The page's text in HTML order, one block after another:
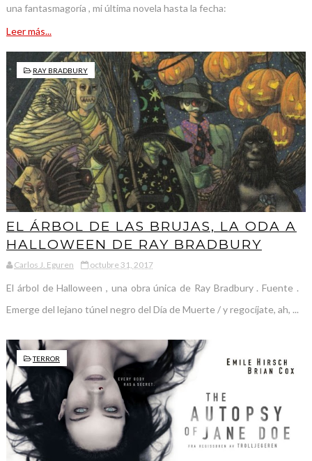
una fantasmagoría , mi última novela hasta la fecha:
Leer más...
RAY BRADBURY
EL ÁRBOL DE LAS BRUJAS, LA ODA A
HALLOWEEN DE RAY BRADBURY
Carlos J. Eguren octubre 31, 2017
El árbol de Halloween , una obra única de Ray Bradbury . Fuente .
Emerge del lejano túnel negro del Día de Muerte / y regocíjate, ah, ...
TERROR